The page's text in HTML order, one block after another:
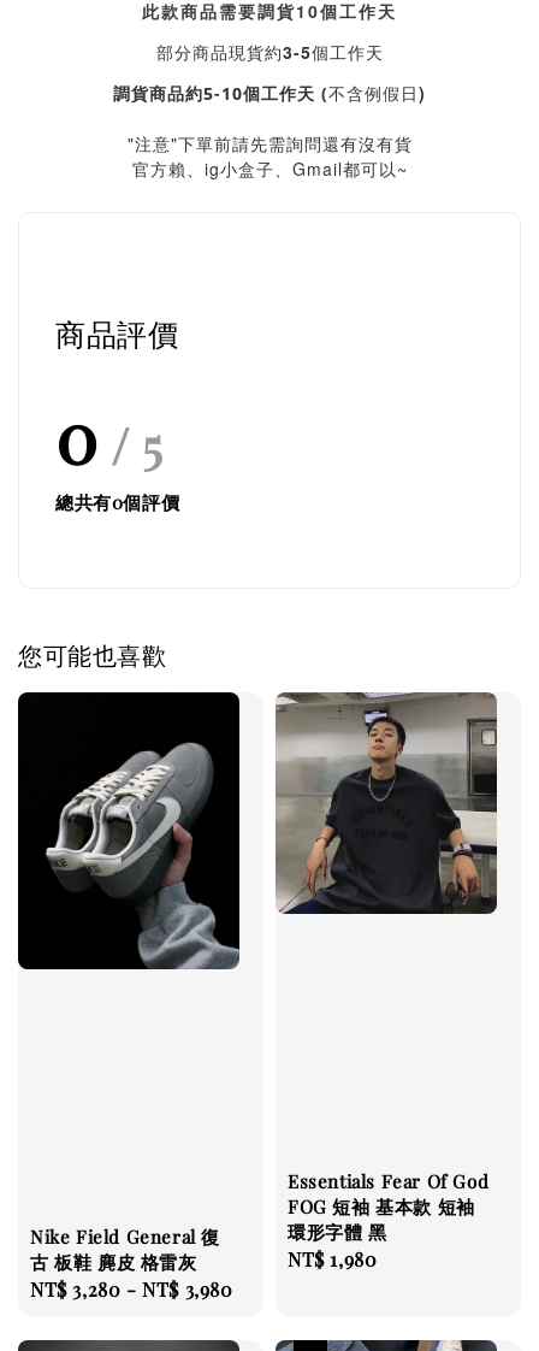
此款商品需要調貨10個工作天
部分商品現貨約3-5個工作天
調貨商品約5-10個工作天 (不含例假日)
"注意"下單前請先需詢問還有沒有貨
官方賴、ig小盒子、Gmail都可以~
商品評價
0 / 5
總共有0個評價
您可能也喜歡
Nike Field General 復
古 板鞋 麂皮 格雷灰
Regular
NT$ 3,280 -NT$ 3,980
Essentials Fear Of God
FOG 短袖 基本款 短袖
環形字體 黑
Regular
NT$ 1,980